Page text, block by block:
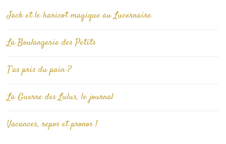
Jack et le haricot magique au Lucernaire
La Boulangerie des Petits
T’as pris du pain ?
La Guerre des Lulus, le journal
Vacances, repos et pronos !